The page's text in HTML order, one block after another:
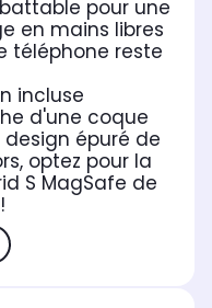
pour une
en mains libres
téléphone reste
incluse
d'une coque
épuré de
optez pour la
S MagSafe de